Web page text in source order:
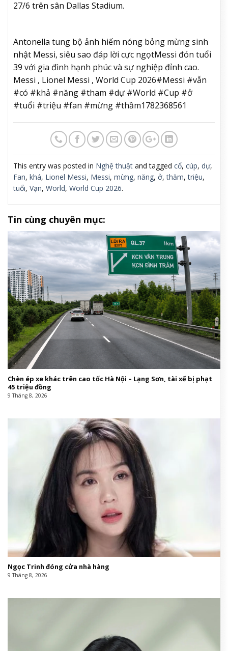
27/6 trên sân Dallas Stadium.
Antonella tung bộ ảnh hiếm nóng bỏng mừng sinh
nhật Messi, siêu sao đáp lời cực ngọtMessi đón tuổi
39 với gia đình hạnh phúc và sự nghiệp đỉnh cao.
Messi , Lionel Messi , World Cup 2026#Messi #vẫn
#có #khả #năng #tham #dự #World #Cup #ở
#tuổi #triệu #fan #mừng #thầm1782368561
This entry was posted in Nghệ thuật and tagged cổ, cúp, dự,
Fan, khá, Lionel Messi, Messi, mừng, năng, ở,thăm,triệu,
tuổi, Vạn, World, World Cup 2026.
Tin cùng chuyên mục:
Chèn ép xe khác trên cao tốc Hà Nội – Lạng Sơn, tài xế bị phạt
45 triệu đồng
9 Tháng 8, 2026
Ngọc Trinh đóng cửa nhà hàng
9 Tháng 8, 2026